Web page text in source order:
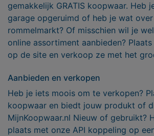
gemakkelijk GRATIS koopwaar. Heb
garage opgeruimd of heb je wat
rommelmarkt? Of misschien wil je
online assortiment aanbieden?
op de site en verkoop ze met het
Aanbieden en verkopen
Heb je iets moois om te verkopen?
koopwaar en biedt jouw produkt of
MijnKoopwaar.nl Nieuw of gebruikt?
plaats met onze API koppeling op